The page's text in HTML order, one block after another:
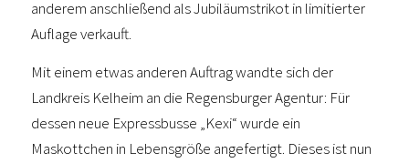
anderem anschließend als Jubiläumstrikot in limitierter
Auflage verkauft.
Mit einem etwas anderen Auftrag wandte sich der
Landkreis Kelheim an die Regensburger Agentur: Für
dessen neue Expressbusse „Kexi“ wurde ein
Maskottchen in Lebensgröße angefertigt. Dieses ist nun